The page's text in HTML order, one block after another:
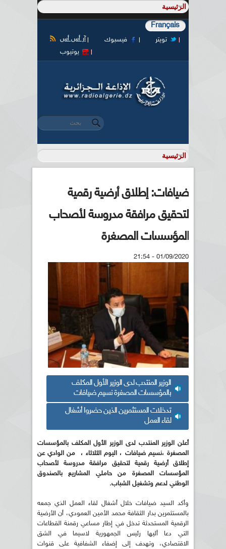
Français
آر أس أس فيسبوك
تويتر
يوتيوب
استمارة البحث
‏بحث ‏
ضيافات: إطلاق أرضية رقمية
لتحقيق مرافقة مدروسة لأصحاب
المؤسسات المصغرة
01/09/2020 - 21:54
الوزير المنتدب لدى الوزير الأول المكلف
بالمؤسسات المصغرة نسيم ضيافات
تدخلات المستثمرين الذين حضروا أشغال
لقاء العمل
أعلن الوزير المنتدب لدى الوزير الأول المكلف بالمؤسسات
المصغرة ،نسيم ضيافات ، اليوم الثلاثاء ، من الوادي عن
إطلاق أرضية رقمية لتحقيق مرافقة مدروسة لأصحاب
المؤسسات المصغرة من حاملي المشاريع بالصندوق
الوطني لدعم وتشغيل الشباب.
وأكد السيد ضيافات خلال أشغال لقاء العمل الذي جمعه
بالمستثمرين بدار الثقافة محمد الأمين العمودي، أن الأرضية
الرقمية المستحدثة تدخل في إطار مساعي رقمنة القطاعات
التي دعا أليها رئيس الجمهورية لاسيما في الشق
الاقتصادي، وتهدف إلى إضفاء الشفافية على قنوات